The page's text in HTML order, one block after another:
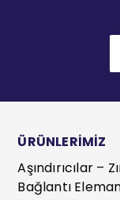
ÜRÜNLERİMİZ
Aşındırıcılar –
Bağlantı